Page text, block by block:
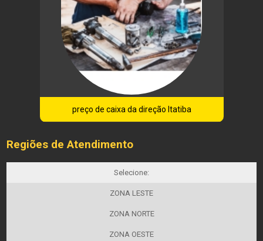
preço de caixa da direção Itatiba
Regiões de Atendimento
Selecione:
ZONA LESTE
ZONA NORTE
ZONA OESTE